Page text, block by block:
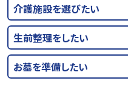
介護施設を選びたい
生前整理をしたい
お墓を準備したい